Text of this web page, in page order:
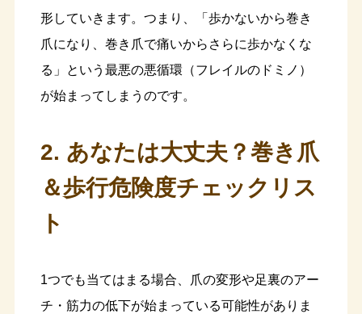
形していきます。つまり、「歩かないから巻き
爪になり、巻き爪で痛いからさらに歩かなくな
る」という最悪の悪循環（フレイルのドミノ）
が始まってしまうのです。
2. あなたは大丈夫？巻き爪
＆歩行危険度チェックリス
ト
1つでも当てはまる場合、爪の変形や足裏のアー
チ・筋力の低下が始まっている可能性がありま